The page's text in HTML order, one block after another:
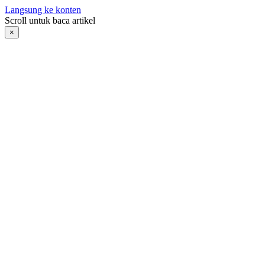
Langsung ke konten
Scroll untuk baca artikel
×